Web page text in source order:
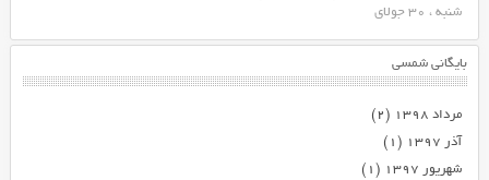
شنبه ، 30 جولای
بایگانی شمسی
مرداد ۱۳۹۸
(۲)
آذر ۱۳۹۷
(۱)
شهریور ۱۳۹۷
(۱)